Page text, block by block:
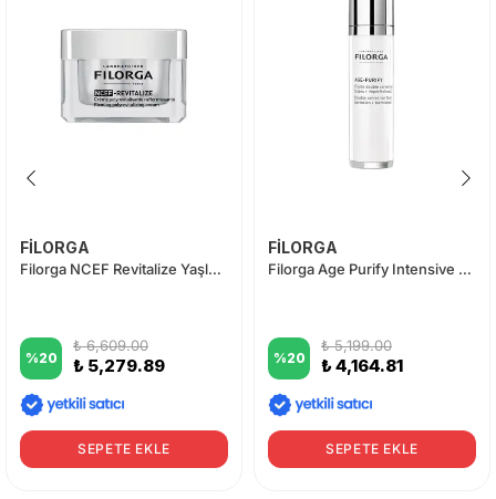
FİLORGA
Filorga NCEF Revitalize Yaşlanma Karşıtı Krem 50 ml
%20
₺ 6,609.00
₺ 5,279.89
SEPETE EKLE
FİLORGA
Filorga Age Purify Intensive Çift Etkili Serum 30 ml
%20
₺ 5,199.00
₺ 4,164.81
SEPETE EKLE